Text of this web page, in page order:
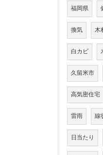
福岡県
換気 木
白カビ
久留米市
高気密住宅
雷雨 線
日当たり